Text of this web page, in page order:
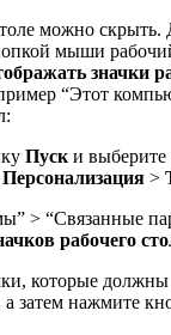
можно скрыть.
мыши
значки
“Этот
Пуск и
Персонализация >
> “Связанные
рабочего
которые должны
а затем нажмите